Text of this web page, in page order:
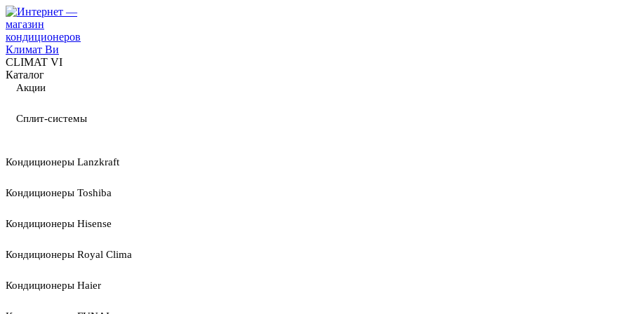
CLIMAT VI
Каталог
Акции
Сплит-системы
Кондиционеры Lanzkraft
Кондиционеры Toshiba
Кондиционеры Hisense
Кондиционеры Royal Clima
Кондиционеры Haier